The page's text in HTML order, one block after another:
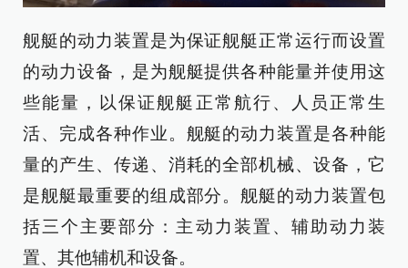
舰艇的动力装置是为保证舰艇正常运行而设置
的动力设备，是为舰艇提供各种能量并使用这
些能量，以保证舰艇正常航行、人员正常生
活、完成各种作业。舰艇的动力装置是各种能
量的产生、传递、消耗的全部机械、设备，它
是舰艇最重要的组成部分。舰艇的动力装置包
括三个主要部分：主动力装置、辅助动力装
置、其他辅机和设备。